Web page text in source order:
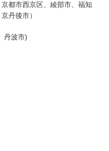
都市西京区、綾部市、福知
丹後市）
丹波市)